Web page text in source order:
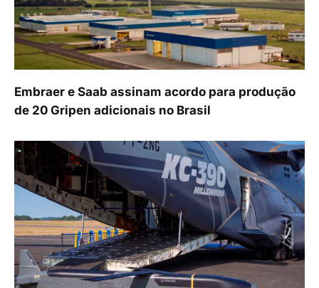
Embraer e Saab assinam acordo para produção
de 20 Gripen adicionais no Brasil